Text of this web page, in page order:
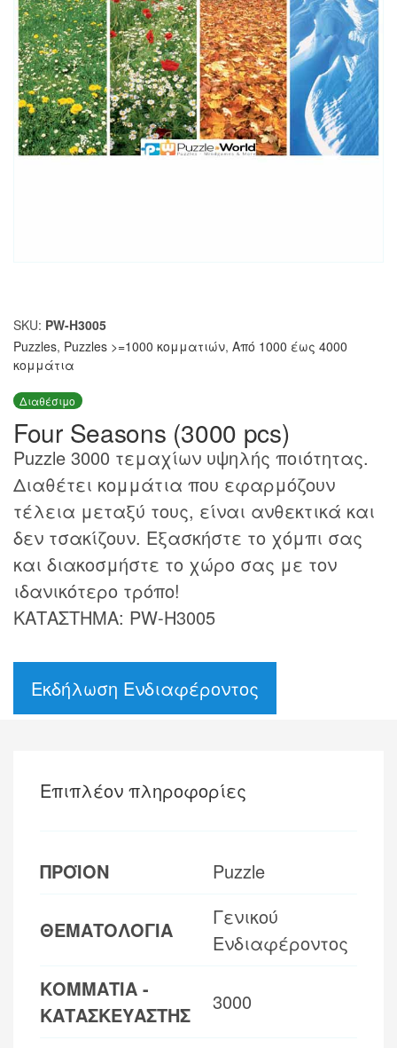
SKU: PW-H3005
Puzzles, Puzzles >=1000 κομματιών, Από 1000 έως 4000
κομμάτια
Διαθέσιμο
Four Seasons (3000 pcs)
Puzzle 3000 τεμαχίων υψηλής ποιότητας.
Διαθέτει κομμάτια που εφαρμόζουν
τέλεια μεταξύ τους, είναι ανθεκτικά και
δεν τσακίζουν. Εξασκήστε το χόμπι σας
και διακοσμήστε το χώρο σας με τον
ιδανικότερο τρόπο!
ΚΑΤΑΣΤΗΜΑ: PW-H3005
Εκδήλωση Ενδιαφέροντος
Επιπλέον πληροφορίες
ΠΡΟΪΟΝ Puzzle
ΘΕΜΑΤΟΛΟΓΙΑ
Γενικού
Ενδιαφέροντος
ΚΟΜΜΑΤΙΑ -
ΚΑΤΑΣΚΕΥΑΣΤΗΣ
3000